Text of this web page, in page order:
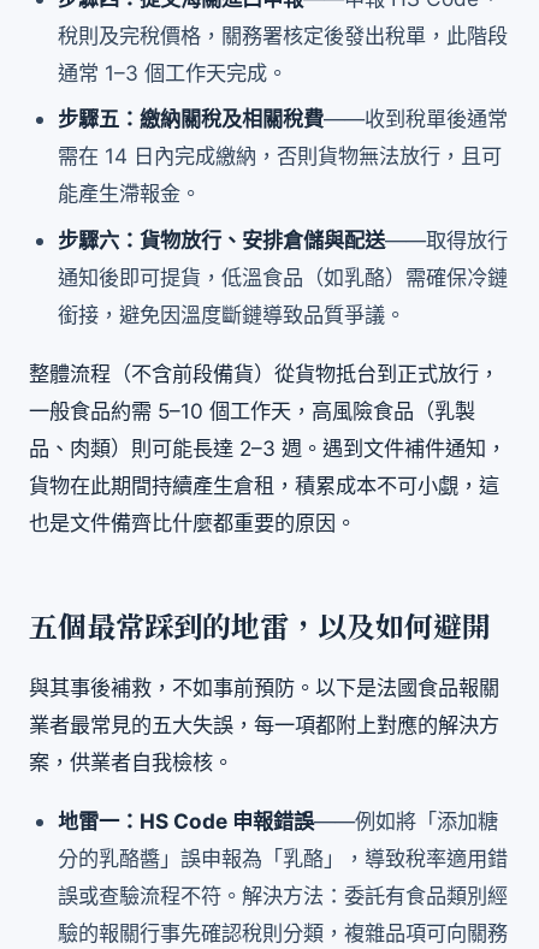
稅則及完稅價格，關務署核定後發出稅單，此階段
通常 1–3 個工作天完成。
步驟五：繳納關稅及相關稅費——收到稅單後通常
需在 14 日內完成繳納，否則貨物無法放行，且可
能產生滯報金。
步驟六：貨物放行、安排倉儲與配送——取得放行
通知後即可提貨，低溫食品（如乳酪）需確保冷鏈
銜接，避免因溫度斷鏈導致品質爭議。
整體流程（不含前段備貨）從貨物抵台到正式放行，
一般食品約需 5–10 個工作天，高風險食品（乳製
品、肉類）則可能長達 2–3 週。遇到文件補件通知，
貨物在此期間持續產生倉租，積累成本不可小覷，這
也是文件備齊比什麼都重要的原因。
五個最常踩到的地雷，以及如何避開
與其事後補救，不如事前預防。以下是法國食品報關
業者最常見的五大失誤，每一項都附上對應的解決方
案，供業者自我檢核。
地雷一：HS Code 申報錯誤——例如將「添加糖
分的乳酪醬」誤申報為「乳酪」，導致稅率適用錯
誤或查驗流程不符。解決方法：委託有食品類別經
驗的報關行事先確認稅則分類，複雜品項可向關務